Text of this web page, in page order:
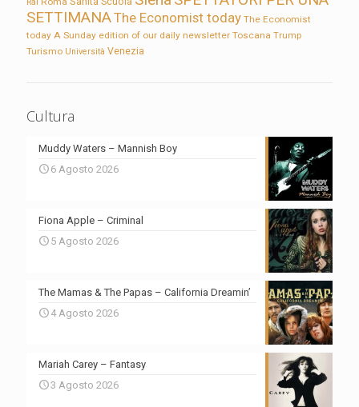
SETTIMANAThe Economist today The Economist
today A Sunday edition of our daily newsletter Toscana Trump
Turismo Università Venezia
Cultura
Muddy Waters – Mannish Boy
6 Agosto 2026
Fiona Apple – Criminal
5 Agosto 2026
The Mamas & The Papas – California Dreamin’
4 Agosto 2026
Mariah Carey – Fantasy
3 Agosto 2026